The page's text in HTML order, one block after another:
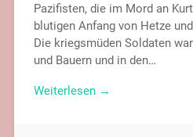
Pazifisten, die im Mord an
blutigen Anfang von Hetze
Die kriegsmüden Soldaten
und Bauern und in den…
Weiterlesen →